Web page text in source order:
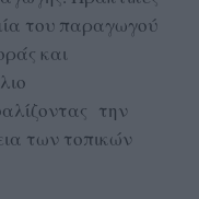
του παραγωγού
και
την
των τοπικών